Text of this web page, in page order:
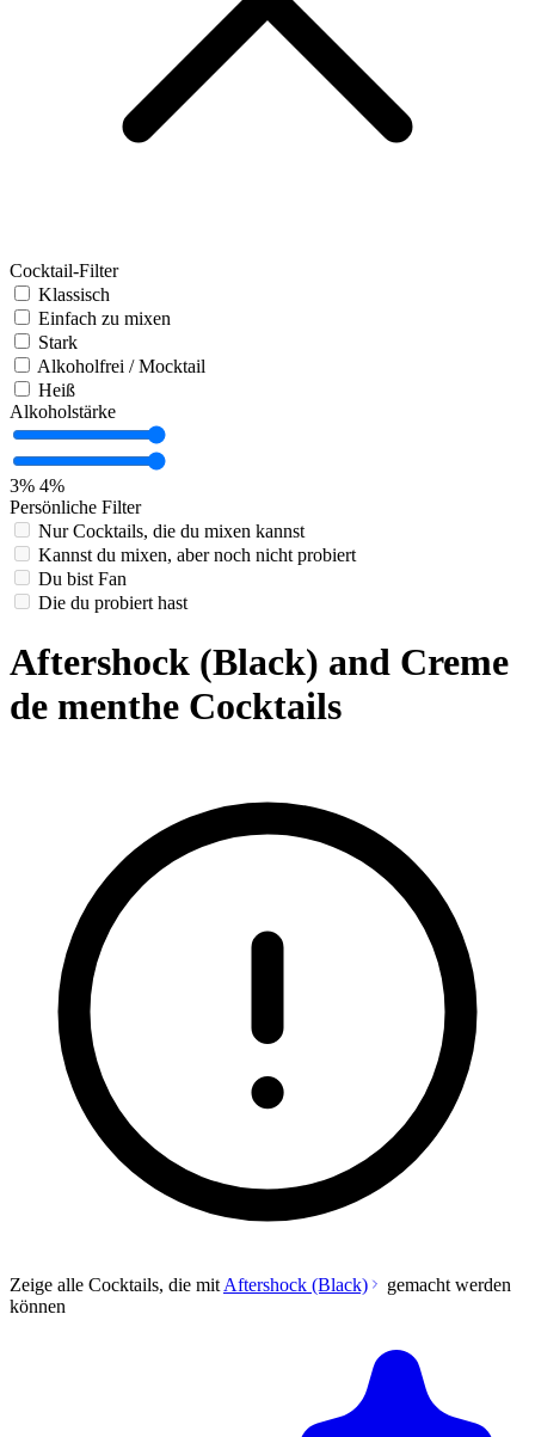
Cocktail-Filter
Klassisch
Einfach zu mixen
Stark
Alkoholfrei / Mocktail
Heiß
Alkoholstärke
3% 4%
Persönliche Filter
Nur Cocktails, die du mixen kannst
Kannst du mixen, aber noch nicht probiert
Du bist Fan
Die du probiert hast
Aftershock (Black) and Creme
de menthe Cocktails
Zeige alle Cocktails, die mit Aftershock (Black)
gemacht werden
können